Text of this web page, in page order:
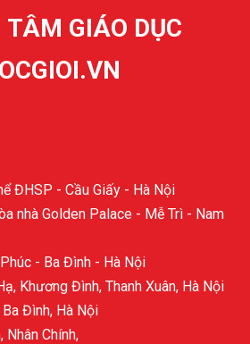
TÂM GIÁO DỤC
ĐHSP - Cầu Giấy - Hà Nội
nhà Golden Palace - Mễ Trì - Nam
- Ba Đình - Hà Nội
Khương Đình, Thanh Xuân, Hà Nội
Đình, Hà Nội
Nhân Chính,